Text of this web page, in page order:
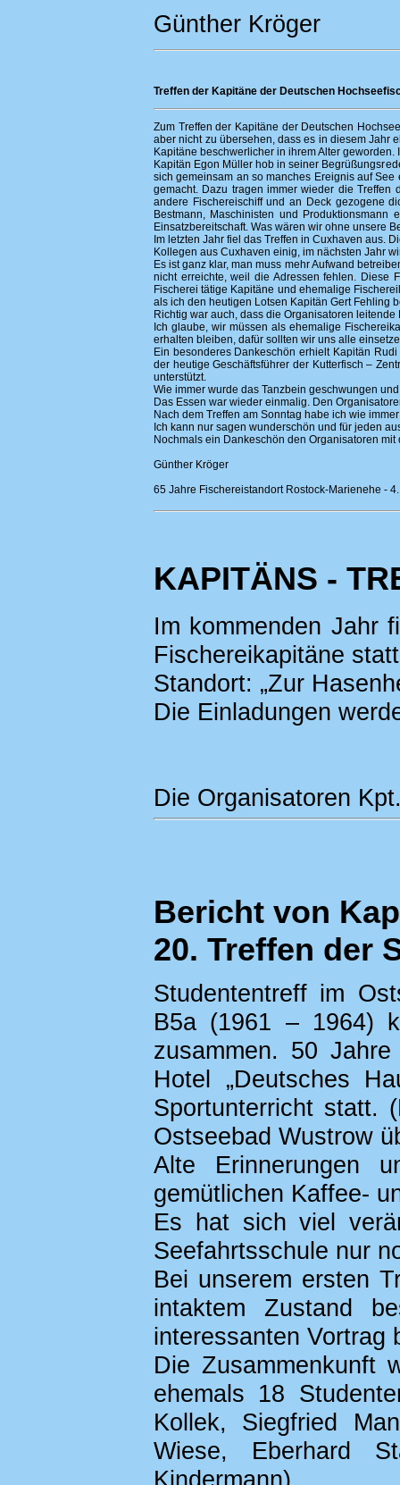
Günther Kröger
Treffen der Kapitäne der Deutschen
Zum Treffen der Kapitäne der Deutschen
aber nicht zu übersehen, dass es in diesem Jahr
Kapitäne beschwerlicher in ihrem Alter
Kapitän Egon Müller hob in seiner
sich gemeinsam an so manches Ereignis auf
gemacht. Dazu tragen immer wieder die
andere Fischereischiff und an Deck gezogene
Bestmann, Maschinisten und
Einsatzbereitschaft. Was wären wir ohne unsere
Im letzten Jahr fiel das Treffen in Cuxhaven aus.
Kollegen aus Cuxhaven einig, im nächsten Jahr
Es ist ganz klar, man muss mehr Aufwand
nicht erreichte, weil die Adressen fehlen. Diese
Fischerei tätige Kapitäne und ehemalige
als ich den heutigen Lotsen Kapitän Gert Fehling
Richtig war auch, dass die Organisatoren
Ich glaube, wir müssen als ehemalige
erhalten bleiben, dafür sollten wir uns alle
Ein besonderes Dankeschön erhielt Kapitän
der heutige Geschäftsführer der Kutterfisch –
unterstützt.
Wie immer wurde das Tanzbein geschwungen
Das Essen war wieder einmalig. Den
Nach dem Treffen am Sonntag habe ich wie
Ich kann nur sagen wunderschön und für jeden
Nochmals ein Dankeschön den Organisatoren
Günther Kröger
65 Jahre Fischereistandort Rostock-Marienehe -
KAPITÄNS -
Im kommenden Jahr
Fischereikapitäne
Standort: „Zur
Die Einladungen
Die Organisatoren
Bericht von
20. Treffen der
Studententreff im
B5a (1961 – 1964)
zusammen. 50
Hotel „Deutsches
Sportunterricht statt.
Ostseebad Wustrow
Alte Erinnerungen
gemütlichen Kaffee-
Es hat sich viel
Seefahrtsschule nur
Bei unserem ersten
intaktem Zustand
interessanten Vortrag
Die Zusammenkunft
ehemals 18
Kollek, Siegfried
Wiese, Eberhard
Kindermann).